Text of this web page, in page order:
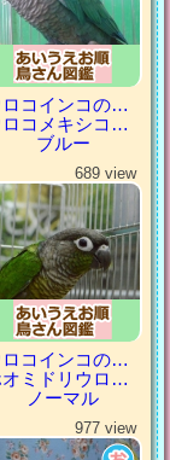
ウロコインコの仲間
ウロコメキシコインコ
ブルー
689 view
ウロコインコの仲間
ホオミドリウロコインコ
ノーマル
977 view